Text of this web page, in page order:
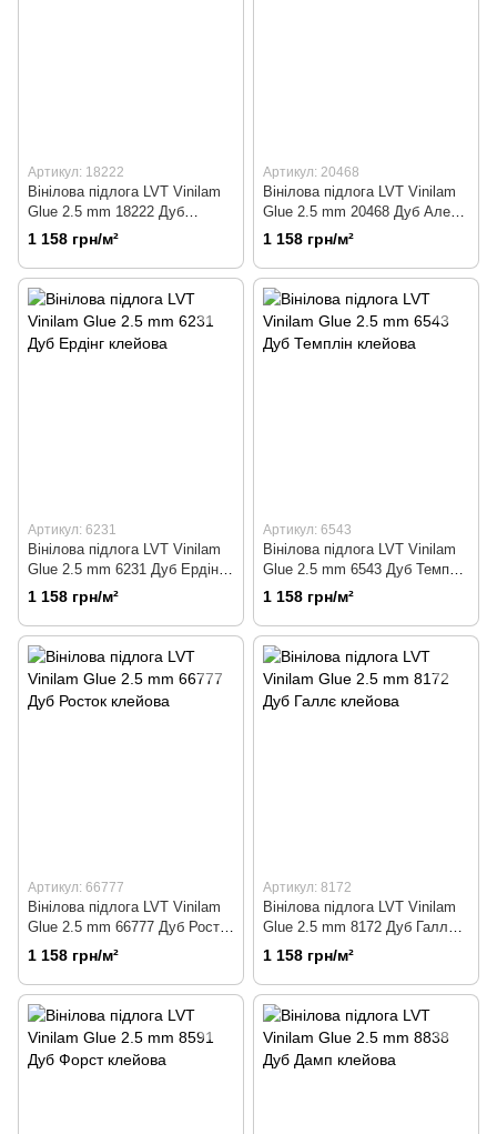
Артикул: 18222
Вінілова підлога LVT Vinilam
Glue 2.5 mm 18222 Дуб
Марбург клейова
1 158 грн/м²
Артикул: 20468
Вінілова підлога LVT Vinilam
Glue 2.5 mm 20468 Дуб Ален
клейова
1 158 грн/м²
Артикул: 6231
Вінілова підлога LVT Vinilam
Glue 2.5 mm 6231 Дуб Ердінг
клейова
1 158 грн/м²
Артикул: 6543
Вінілова підлога LVT Vinilam
Glue 2.5 mm 6543 Дуб Темплін
клейова
1 158 грн/м²
Артикул: 66777
Вінілова підлога LVT Vinilam
Glue 2.5 mm 66777 Дуб Росток
клейова
1 158 грн/м²
Артикул: 8172
Вінілова підлога LVT Vinilam
Glue 2.5 mm 8172 Дуб Галлє
клейова
1 158 грн/м²